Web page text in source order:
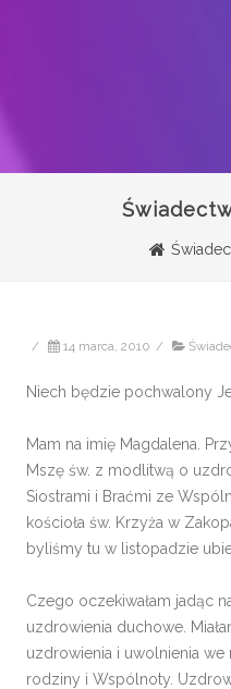
/ 14 marca, 2010 /
Niech będzie pochwalony
Mam na imię Magdalena.
Mszę św. z modlitwą o
Siostrami i Braćmi ze
kościoła św. Krzyża w
byliśmy tu w listopadzie
Czego oczekiwałam jadąc
uzdrowienia duchowe.
uzdrowienia i uwolnienia
rodziny i Wspólnoty.